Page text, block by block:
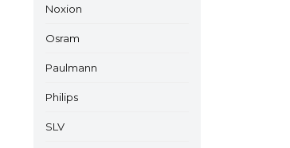
Noxion
Osram
Paulmann
Philips
SLV